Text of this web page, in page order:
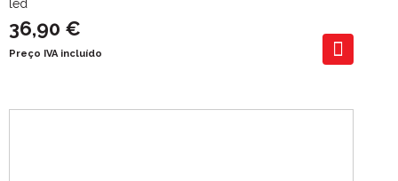
led
36,90 €
Preço IVA incluído